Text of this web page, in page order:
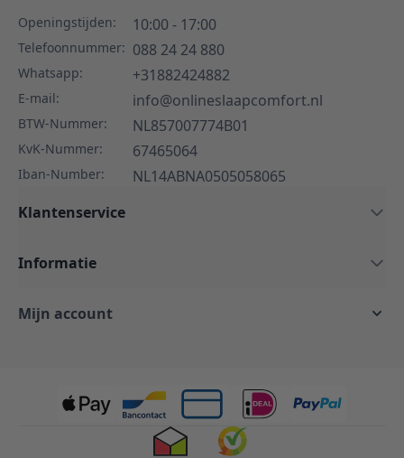
Openingstijden: 10:00 - 17:00
Telefoonnummer: 088 24 24 880
Whatsapp: +31882424882
E-mail: info@onlineslaapcomfort.nl
BTW-Nummer: NL857007774B01
KvK-Nummer: 67465064
Iban-Number:
NL14ABNA0505058065
Klantenservice
Informatie
Mijn account